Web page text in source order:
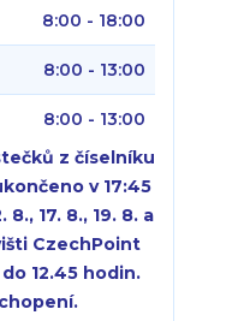
8:00 - 18:00
8:00 - 13:00
8:00 - 13:00
z číselníku
v 17:45
8., 17. 8., 19. 8. a
CzechPoint
12.45 hodin.